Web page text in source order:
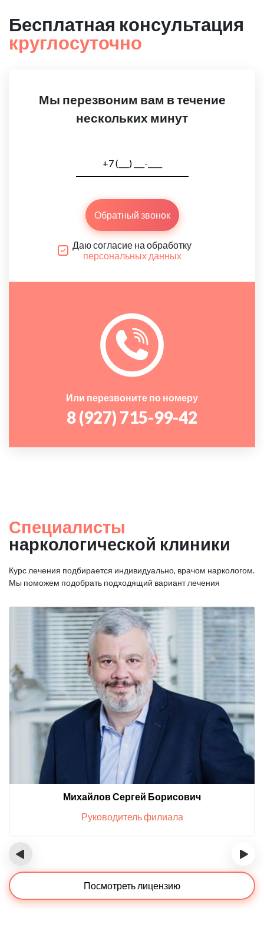
Бесплатная консультация
круглосуточно
Мы перезвоним вам в течение
нескольких минут
Обратный звонок
Даю согласие на обработку
персональных данных
Или перезвоните по номеру
8 (927) 715-99-42
Специалисты
наркологической клиники
Курс лечения подбирается индивидуально, врачом наркологом.
Мы поможем подобрать подходящий вариант лечения
Михайлов Сергей Борисович
Руководитель филиала
‹ ›
Посмотреть лицензию